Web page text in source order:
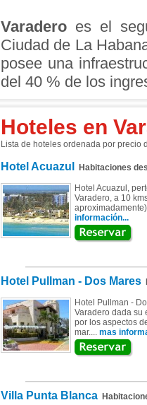
Varaderoes el
Ciudad de La
posee una
del 40 % de los
Hoteles en
Lista de hoteles ordenada por precio
Hotel Acuazul Habitaciones
Hotel Acuazul,
Varadero, a 10
información...
Hotel Pullman - Dos Mares
Hotel Pullman -
Varadero dada su
por los aspectos
mar.... mas
Villa Punta Blanca